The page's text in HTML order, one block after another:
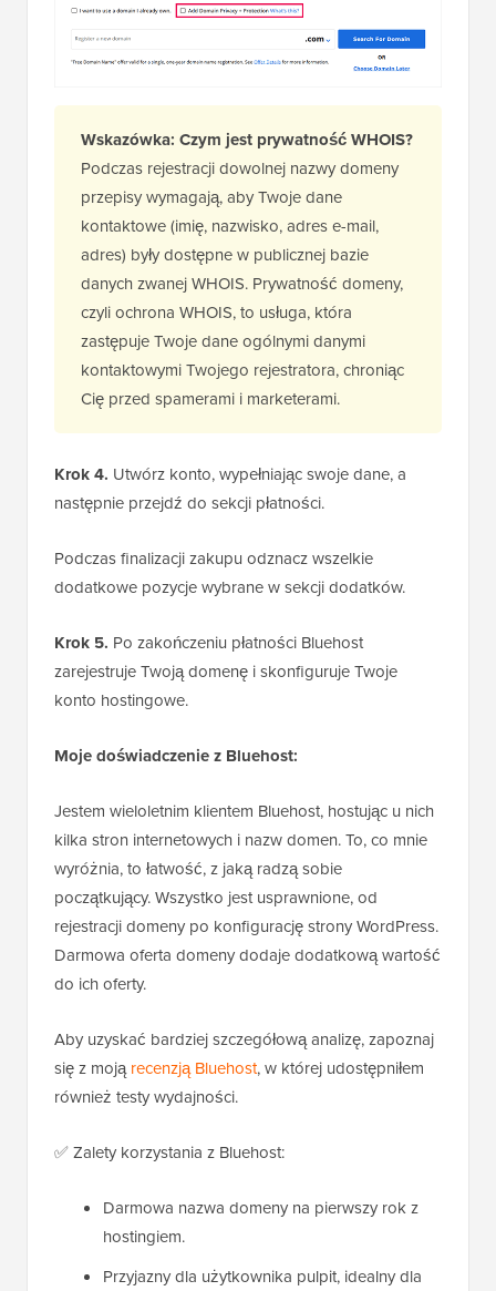
Wskazówka: Czym jest prywatność WHOIS?
Podczas rejestracji dowolnej nazwy domeny
przepisy wymagają, aby Twoje dane
kontaktowe (imię, nazwisko, adres e-mail,
adres) były dostępne w publicznej bazie
danych zwanej WHOIS. Prywatność domeny,
czyli ochrona WHOIS, to usługa, która
zastępuje Twoje dane ogólnymi danymi
kontaktowymi Twojego rejestratora, chroniąc
Cię przed spamerami i marketerami.
Krok 4. Utwórz konto, wypełniając swoje dane, a
następnie przejdź do sekcji płatności.
Podczas finalizacji zakupu odznacz wszelkie
dodatkowe pozycje wybrane w sekcji dodatków.
Krok 5. Po zakończeniu płatności Bluehost
zarejestruje Twoją domenę i skonfiguruje Twoje
konto hostingowe.
Moje doświadczenie z Bluehost:
Jestem wieloletnim klientem Bluehost, hostując u nich
kilka stron internetowych i nazw domen. To, co mnie
wyróżnia, to łatwość, z jaką radzą sobie
początkujący. Wszystko jest usprawnione, od
rejestracji domeny po konfigurację strony WordPress.
Darmowa oferta domeny dodaje dodatkową wartość
do ich oferty.
Aby uzyskać bardziej szczegółową analizę, zapoznaj
się z mojąrecenzją Bluehost, w której udostępniłem
również testy wydajności.
✅ Zalety korzystania z Bluehost:
Darmowa nazwa domeny na pierwszy rok z
hostingiem.
Przyjazny dla użytkownika pulpit, idealny dla